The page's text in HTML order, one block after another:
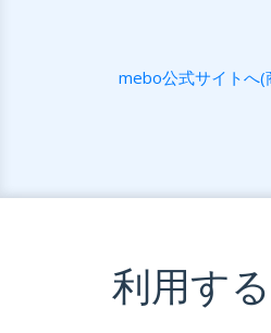
mebo公式サイトへ(
利用す